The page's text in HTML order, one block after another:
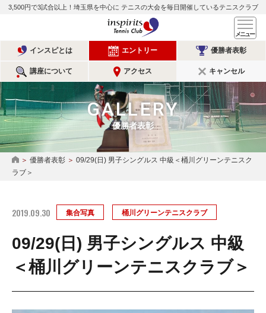
3,500円で3試合以上！埼玉県を中心に テニスの大会を毎日開催しているテニスクラブ
インスピリッツテニスクラ
インスピとは エントリー 優勝者表彰
講座について アクセス キャンセル
GALLERY
優勝者表彰
HOME
優勝者表彰
09/29(日) 男子シングルス 中級＜桶川グリーンテニスク
ラブ＞
2019.09.30 集合写真 桶川グリーンテニスクラブ
09/29(日) 男子シングルス 中級
＜桶川グリーンテニスクラブ＞